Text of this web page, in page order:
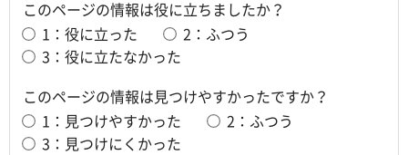
このページの情報は役に立ちましたか？
1：役に立った
2：ふつう
3：役に立たなかった
このページの情報は見つけやすかったですか？
1：見つけやすかった
2：ふつう
3：見つけにくかった